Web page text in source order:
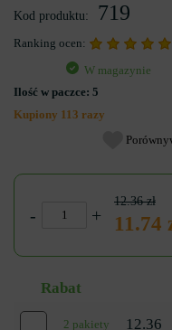
Kod produktu: 719
Ranking ocen:
W magazynie
Ilość w paczce: 5
Kupiony 113 razy
- +
12.36 zł
11.74
Rabat
2 pakiety 12.36